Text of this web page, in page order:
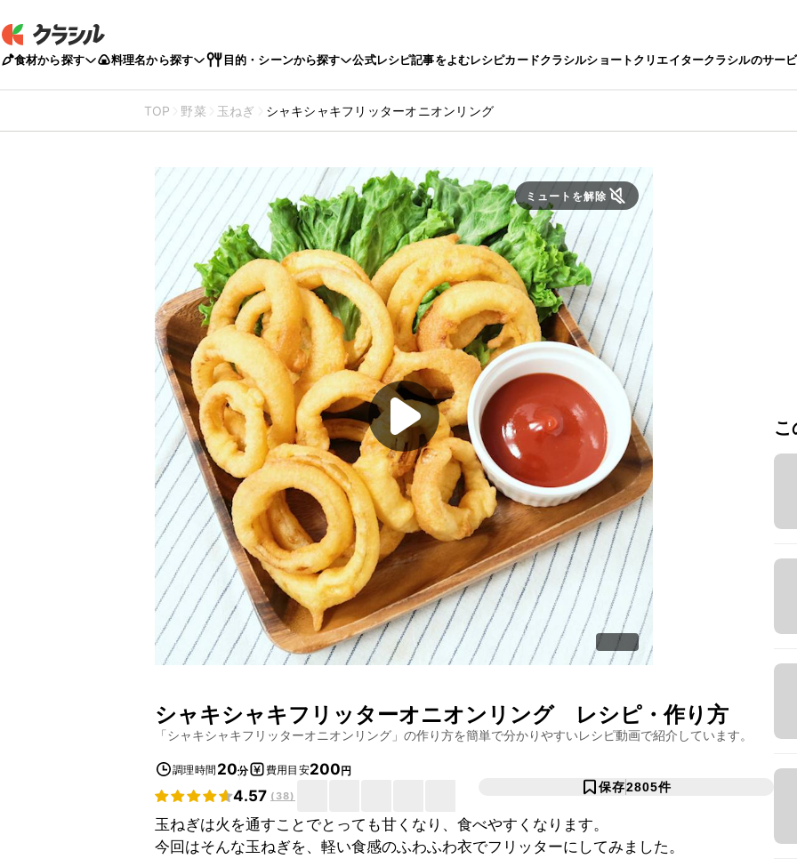
食材から探す 料理名から探す 目的・シーンから探す 公式レシピ記事をよむレシピカードクラシルショートクリエイタークラシルのサー
TOP 野菜 玉ねぎ シャキシャキフリッターオニオンリング
ミュートを解除
シャキシャキフリッターオニオンリングレシピ・作り方
「シャキシャキフリッターオニオンリング 」の作り方を簡単で分かりやすいレシピ動画で紹介しています。
調理時間 20分 費用目安200円
4.57 ( 38)
保存2805件
玉ねぎは火を通すことでとっても甘くなり、食べやすくなります。
今回はそんな玉ねぎを、軽い食感のふわふわ衣でフリッターにしてみました。